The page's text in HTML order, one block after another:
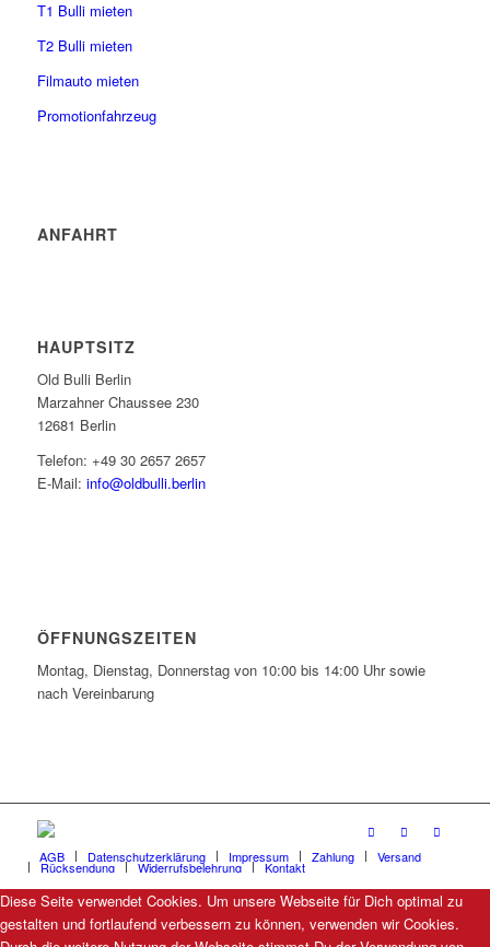
T1 Bulli mieten
T2 Bulli mieten
Filmauto mieten
Promotionfahrzeug
ANFAHRT
HAUPTSITZ
Old Bulli Berlin
Marzahner Chaussee 230
12681 Berlin
Telefon: +49 30 2657 2657
E-Mail: info@oldbulli.berlin
ÖFFNUNGSZEITEN
Montag, Dienstag, Donnerstag von 10:00 bis 14:00 Uhr sowie
nach Vereinbarung
AGB Datenschutzerklärung Impressum Zahlung Versand
Rücksendung Widerrufsbelehrung Kontakt
Diese Seite verwendet Cookies. Um unsere Webseite für Dich optimal zu
gestalten und fortlaufend verbessern zu können, verwenden wir Cookies.